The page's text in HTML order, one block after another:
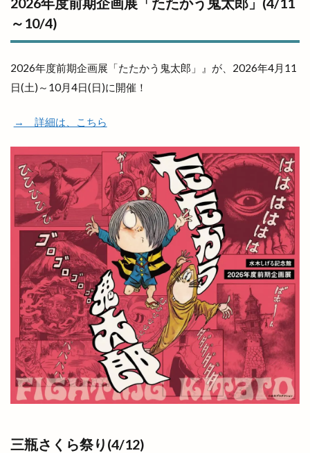
～10/4)
2026年度前期企画展「たたかう鬼太郎」』が、2026年4月11
日(土)～10月4日(日)に開催！
→ 詳細は、こちら
三瓶さくら祭り(4/12)